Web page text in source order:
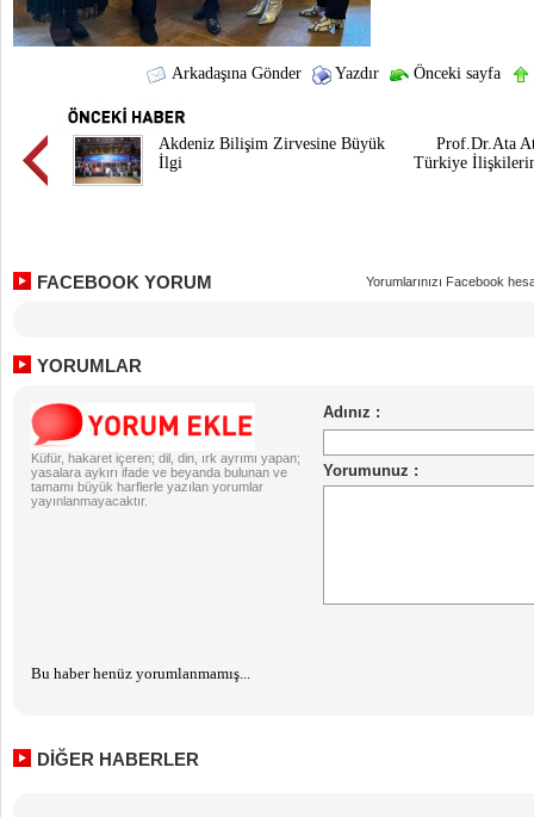
Arkadaşına Gönder Yazdır Önceki sayfa
Akdeniz Bilişim Zirvesine Büyük
İlgi
Prof.Dr.Ata
Türkiye
FACEBOOK YORUM Yorumlarınızı Facebook
YORUMLAR
Küfür, hakaret içeren; dil, din, ırk ayrımı yapan;
yasalara aykırı ifade ve beyanda bulunan ve
tamamı büyük harflerle yazılan yorumlar
yayınlanmayacaktır.
Bu haber henüz yorumlanmamış...
DİĞER HABERLER